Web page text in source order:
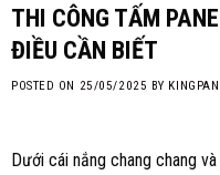
THI CÔNG TẤM
ĐIỀU CẦN BIẾT
POSTED ON 25/05/2025 BY
Dưới cái nắng chang chang